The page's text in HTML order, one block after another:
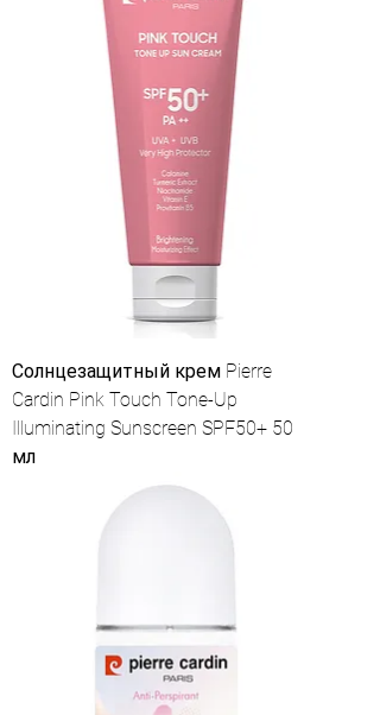
Солнцезащитный крем Pierre
Cardin Pink Touch Tone-Up
Illuminating Sunscreen SPF50+ 50
мл